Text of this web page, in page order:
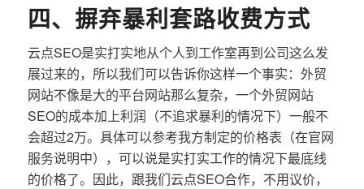
四、摒弃暴利套路收费方式
云点SEO是实打实地从个人到工作室再到公司这么发
展过来的，所以我们可以告诉你这样一个事实：外贸
网站不像是大的平台网站那么复杂，一个外贸网站
SEO的成本加上利润（不追求暴利的情况下）一般不
会超过2万。具体可以参考我方制定的价格表（在官网
服务说明中），可以说是实打实工作的情况下最底线
的价格了。因此，跟我们云点SEO合作，不用议价，